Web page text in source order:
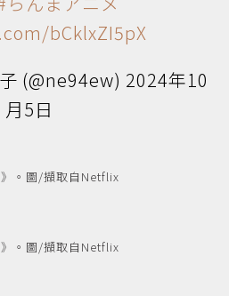
bCklxZI5pX
(@ne94ew) 2024年10
月5日
》。圖/擷取自Netflix
》。圖/擷取自Netflix